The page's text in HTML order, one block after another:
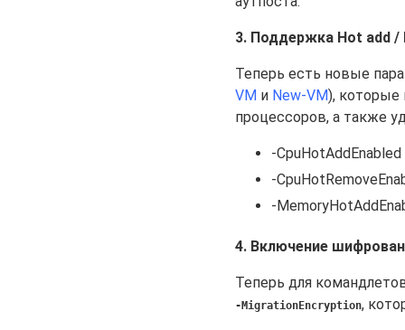
3. Поддержка Hot add /
Теперь есть новые
VM и New-VM), которые
процессоров, а также
-
-
-
4. Включение
Теперь для
-MigrationEncryption,